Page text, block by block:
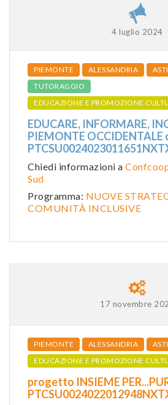
4 luglio 2024
PIEMONTE ALESSANDRIA ASTI
TUTORAGGIO
EDUCAZIONE E PROMOZIONE
EDUCARE, INFORMARE,
PIEMONTE
Chiedi informazioni a
Sud
Programma: NUOVE
COMUNITÀ INCLUSIVE
17 novembre
PIEMONTE ALESSANDRIA ASTI
EDUCAZIONE E PROMOZIONE
progetto INSIEME